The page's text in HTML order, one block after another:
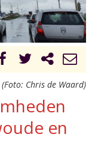
(Foto: Chris de Waard)
en